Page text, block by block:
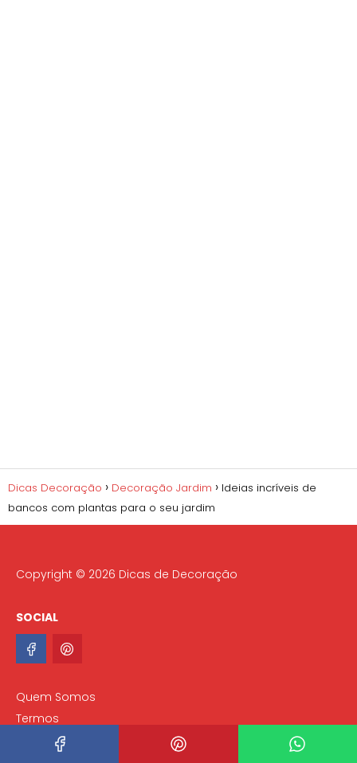
Dicas Decoração Decoração Jardim
Ideias incríveis de
bancos com plantas para o seu jardim
Copyright © 2026 Dicas de Decoração
SOCIAL
Quem Somos
Termos
Privacidade